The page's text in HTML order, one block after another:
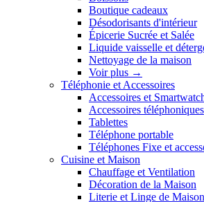
Boutique cadeaux
Désodorisants d'intérieur
Épicerie Sucrée et Salée
Liquide vaisselle et
Nettoyage de la maison
Voir plus →
Téléphonie et Accessoires
Accessoires et
Accessoires téléphoniques
Tablettes
Téléphone portable
Téléphones Fixe et
Cuisine et Maison
Chauffage et Ventilation
Décoration de la Maison
Literie et Linge de Maison